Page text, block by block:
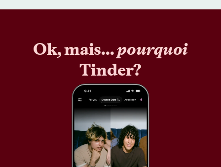
Ok, mais...pourquoi
Tinder?